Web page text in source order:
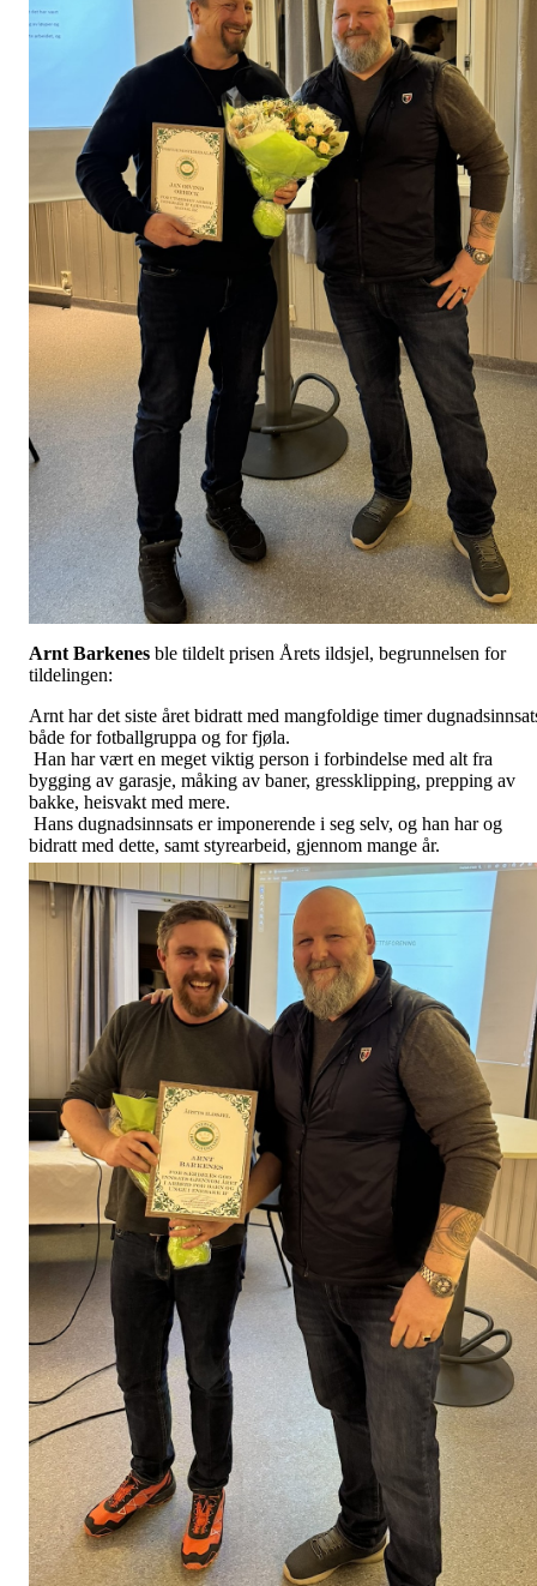
Arnt Barkenes ble tildelt prisen Årets ildsjel, begrunnelsen for
tildelingen:
Arnt har det siste året bidratt med mangfoldige timer
både for fotballgruppa og for fjøla.
Han har vært en meget viktig person i forbindelse med alt fra
bygging av garasje, måking av baner, gressklipping, prepping av
bakke, heisvakt med mere.
Hans dugnadsinnsats er imponerende i seg selv, og han har og
bidratt med dette, samt styrearbeid, gjennom mange år.